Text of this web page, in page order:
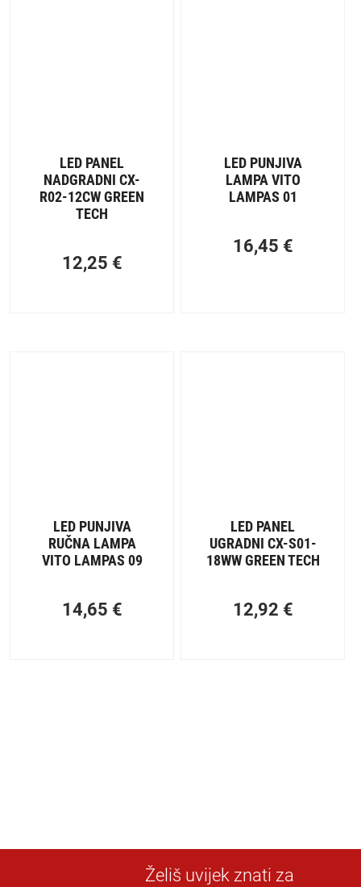
LED PANEL
NADGRADNI CX-
R02-12CW GREEN
TECH
12,25 €
LED PUNJIVA
LAMPA VITO
LAMPAS 01
16,45 €
LED PUNJIVA
RUČNA LAMPA
VITO LAMPAS 09
14,65 €
LED PANEL
UGRADNI CX-S01-
18WW GREEN TECH
12,92 €
Želiš uvijek znati za